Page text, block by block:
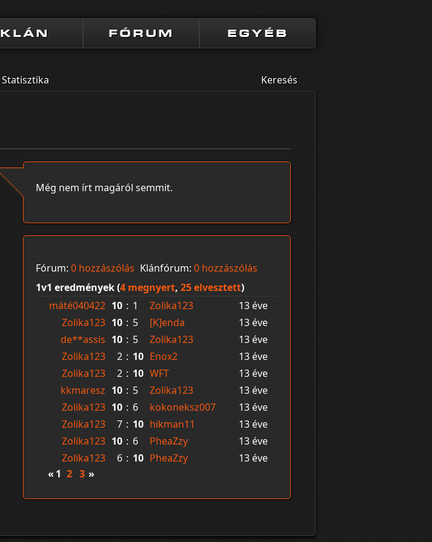
KLÁN FÓRUM EGYÉB
Statisztika Keresés
Még nem írt magáról semmit.
Fórum: 0 hozzászólás Klánfórum: 0 hozzászólás
1v1 eredmények (4 megnyert, 25 elvesztett)
máté040422 10 : 1 Zolika123
13 éve
Zolika123 10 : 5 [K]enda
13 éve
de**assis 10 : 5 Zolika123
13 éve
Zolika123
2 : 10 Enox2
13 éve
Zolika123
2 : 10 WFT
13 éve
kkmaresz 10 : 5 Zolika123
13 éve
Zolika123 10 : 6 kokoneksz007
13 éve
Zolika123
7 : 10 hikman11
13 éve
Zolika123 10 : 6 PheaZzy
13 éve
Zolika123
6 : 10 PheaZzy
13 éve
« 1 2 3 »